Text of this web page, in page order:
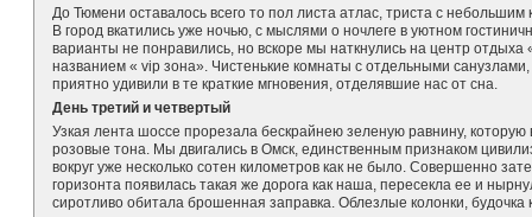
До Тюмени оставалось всего то пол листа атлас, триста с
В город вкатились уже ночью, с мыслями о ночлеге в уютном
варианты не понравились, но вскоре мы наткнулись на центр
названием « vip зона». Чистенькие комнаты с отдельными
приятно удивили в те краткие мгновения, отделявшие нас от сна.
День третий и четвертый
Узкая лента шоссе прорезала бескрайнею зеленую равнину,
розовые тона. Мы двигались в Омск, единственным признаком
вокруг уже несколько сотен километров как не было. Совершенно
горизонта появилась такая же дорога как наша, пересекла ее и
сиротливо обитала брошенная заправка. Облезлые колонки, будочка